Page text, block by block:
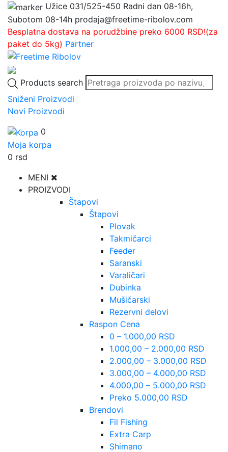
Užice 031/525-450 Radni dan 08-16h,
Subotom 08-14h prodaja@freetime-ribolov.com
Besplatna dostava na porudžbine preko 6000 RSD!(za
paket do 5kg) Partner
Products search
Sniženi Proizvodi
Novi Proizvodi
0
Moja korpa
0 rsd
MENI
PROIZVODI
Štapovi
Štapovi
Plovak
Takmičarci
Feeder
Saranski
Varaličari
Dubinka
Mušičarski
Rezervni delovi
Raspon Cena
0 – 1.000,00 RSD
1.000,00 – 2.000,00 RSD
2.000,00 – 3.000,00 RSD
3.000,00 – 4.000,00 RSD
4.000,00 – 5.000,00 RSD
Preko 5.000,00 RSD
Brendovi
Fil Fishing
Extra Carp
Shimano